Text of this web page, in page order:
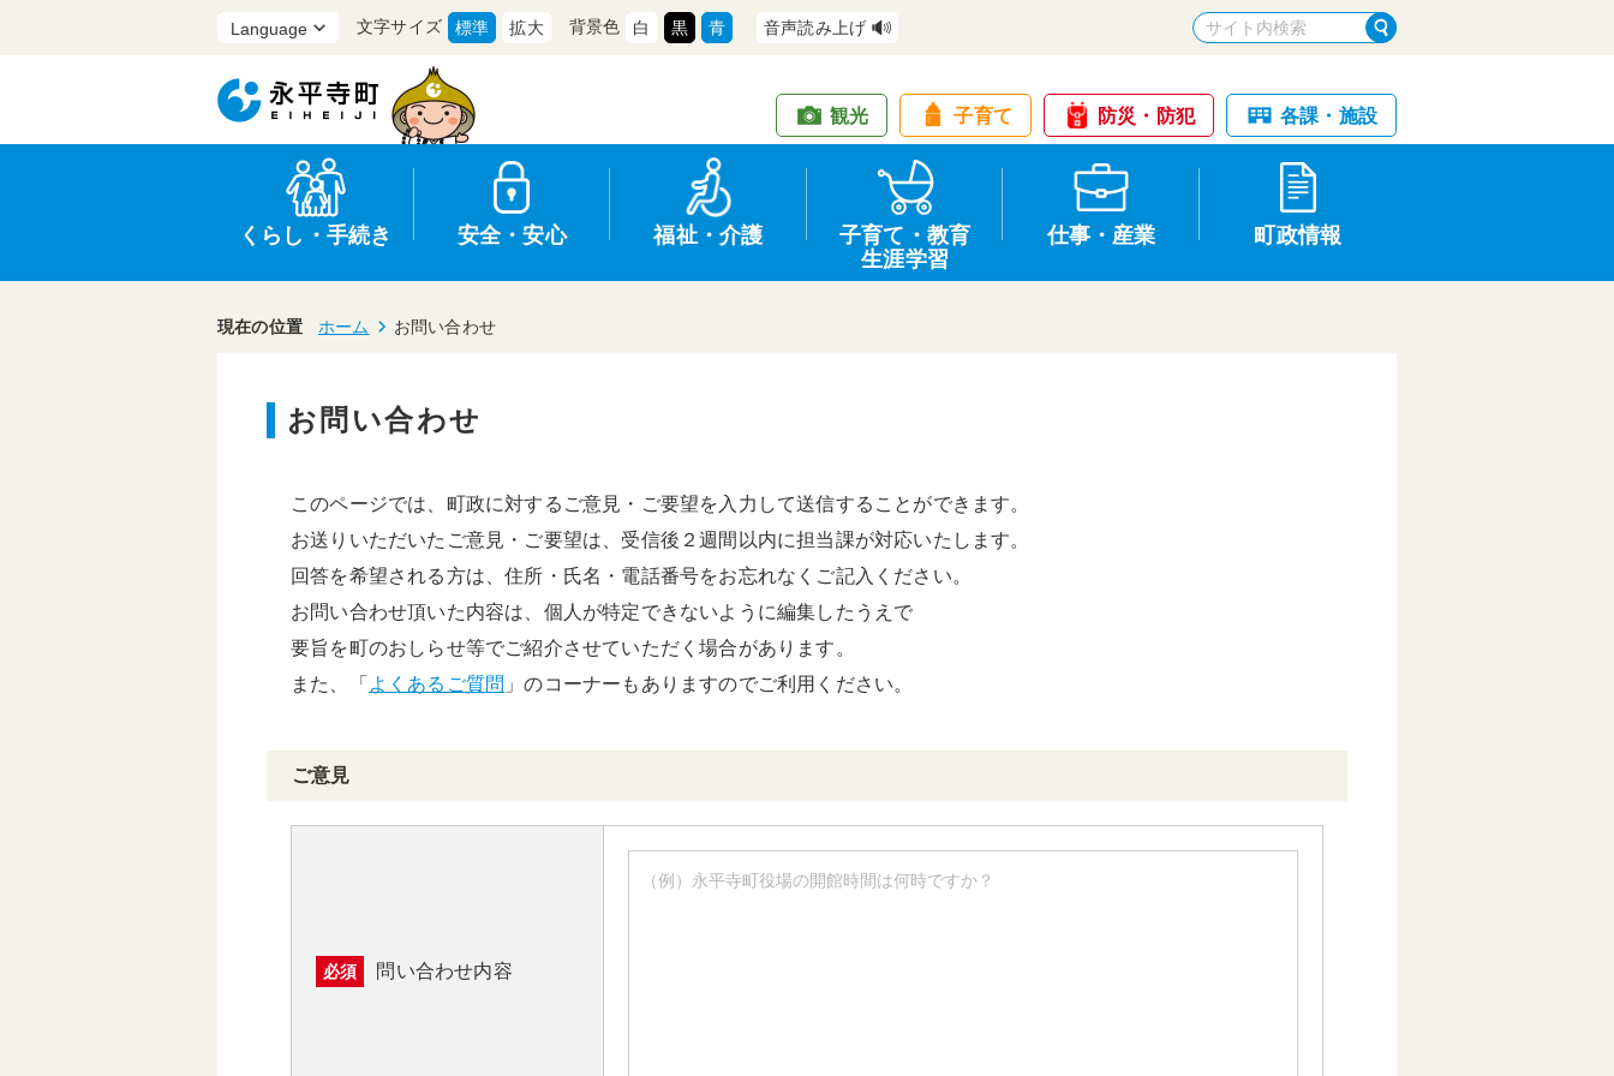
観光 子育て 防災・防犯 各課・施設
くらし・手続き
上水道・下水道
申請書・証明書 支援 環境
安全・安心
防災
福祉・介護
医療
子育て・教育
生涯学習
保育・子育て
仕事・産業
農業・林業・漁業
町政情報
行政
広報 募集 申請手続き
頑張る地方応援プロ
グラム
文字サイズ 標準 拡大 背景色 白 黒 青 音声読み上げ
現在の位置 ホーム お問い合わせ
お問い合わせ
このページでは、町政に対するご意見・ご要望を入力して送信することができます。
お送りいただいたご意見・ご要望は、受信後２週間以内に担当課が対応いたします。
回答を希望される方は、住所・氏名・電話番号をお忘れなくご記入ください。
お問い合わせ頂いた内容は、個人が特定できないように編集したうえで
要旨を町のおしらせ等でご紹介させていただく場合があります。
また、「 よくあるご質問 」のコーナーもありますのでご利用ください。
ご意見
必須 問い合わせ内容